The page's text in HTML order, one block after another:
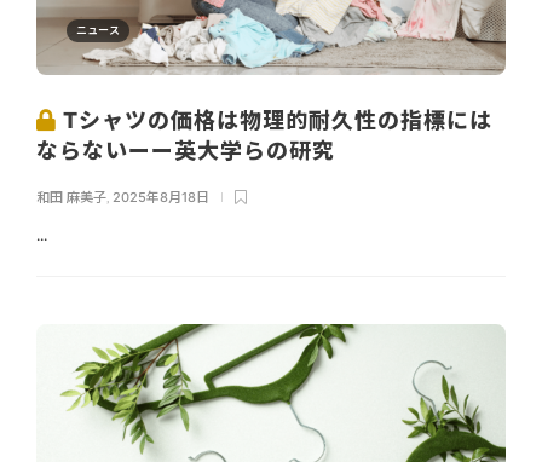
ニュース
Tシャツの価格は物理的耐久性の指標には
ならないーー英大学らの研究
和田 麻美子 2025年8月18日
...